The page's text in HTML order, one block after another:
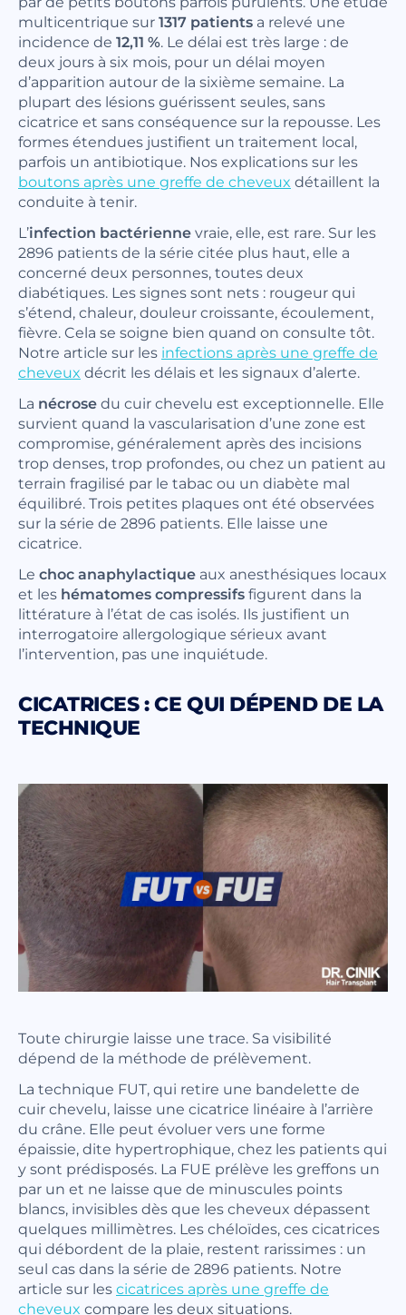
multicentrique sur1317 patients a relevé une
incidence de 12,11 %. Le délai est très large : de
deux jours à six mois, pour un délai moyen
d’apparition autour de la sixième semaine. La
plupart des lésions guérissent seules, sans
cicatrice et sans conséquence sur la repousse. Les
formes étendues justifient un traitement local,
parfois un antibiotique. Nos explications sur les
boutons après une greffe de cheveux détaillent la
conduite à tenir.
L’infection bactériennevraie, elle, est rare. Sur les
2896 patients de la série citée plus haut, elle a
concerné deux personnes, toutes deux
diabétiques. Les signes sont nets : rougeur qui
s’étend, chaleur, douleur croissante, écoulement,
fièvre. Cela se soigne bien quand on consulte tôt.
Notre article sur les infections après une greffe de
cheveux décrit les délais et les signaux d’alerte.
La nécrosedu cuir chevelu est exceptionnelle. Elle
survient quand la vascularisation d’une zone est
compromise, généralement après des incisions
trop denses, trop profondes, ou chez un patient au
terrain fragilisé par le tabac ou un diabète mal
équilibré. Trois petites plaques ont été observées
sur la série de 2896 patients. Elle laisse une
cicatrice.
Le choc anaphylactique aux anesthésiques locaux
et les hématomes compressifsfigurent dans la
littérature à l’état de cas isolés. Ils justifient un
interrogatoire allergologique sérieux avant
l’intervention, pas une inquiétude.
CICATRICES : CE QUI DÉPEND DE LA
TECHNIQUE
Toute chirurgie laisse une trace. Sa visibilité
dépend de la méthode de prélèvement.
La technique FUT, qui retire une bandelette de
cuir chevelu, laisse une cicatrice linéaire à l’arrière
du crâne. Elle peut évoluer vers une forme
épaissie, dite hypertrophique, chez les patients qui
y sont prédisposés. La FUE prélève les greffons un
par un et ne laisse que de minuscules points
blancs, invisibles dès que les cheveux dépassent
quelques millimètres. Les chéloïdes, ces cicatrices
qui débordent de la plaie, restent rarissimes : un
seul cas dans la série de 2896 patients. Notre
article sur lescicatrices après une greffe de
cheveux compare les deux situations.